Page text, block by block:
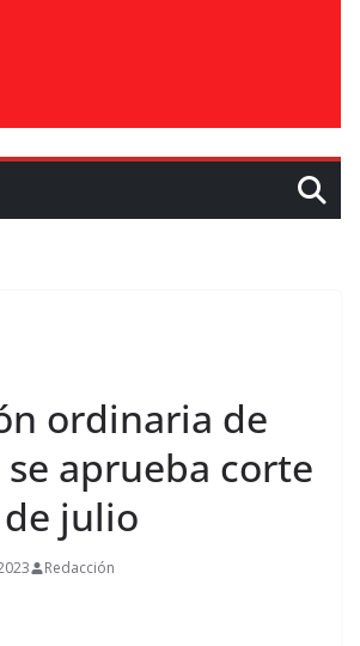
ordinaria de
aprueba corte
julio
Redacción